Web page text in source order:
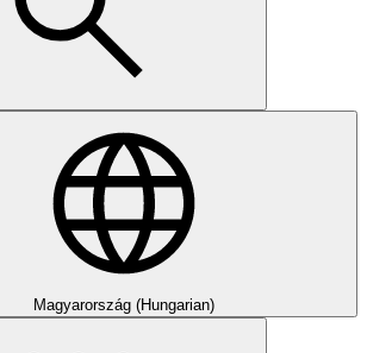
Magyarország (Hungarian)